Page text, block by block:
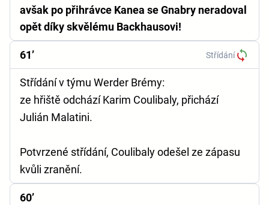
avšak po přihrávce Kanea se Gnabry neradoval
opět díky skvělému Backhausovi!
61’ Střídání
Střídání v týmu Werder Brémy:
ze hřiště odchází Karim Coulibaly, přichází
Julián Malatini.
Potvrzené střídání, Coulibaly odešel ze zápasu
kvůli zranění.
60’